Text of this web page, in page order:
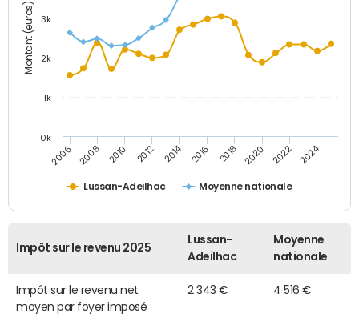
Montant (euros)
Lussan-Adeilhac Moyenne nationale
2006 2008 2010 2012 2014 2016 2018 2020 2022 2024
0k
1k
2k
3k
Impôt sur le revenu 2025
Lussan-
Adeilhac
Moyenne
nationale
Impôt sur le revenu net
moyen par foyer imposé
2 343 € 4 516 €